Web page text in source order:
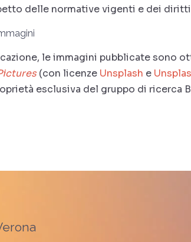
delle normative vigenti e dei
le immagini pubblicate sono
(con licenze Unsplash e
esclusiva del gruppo di ricerca